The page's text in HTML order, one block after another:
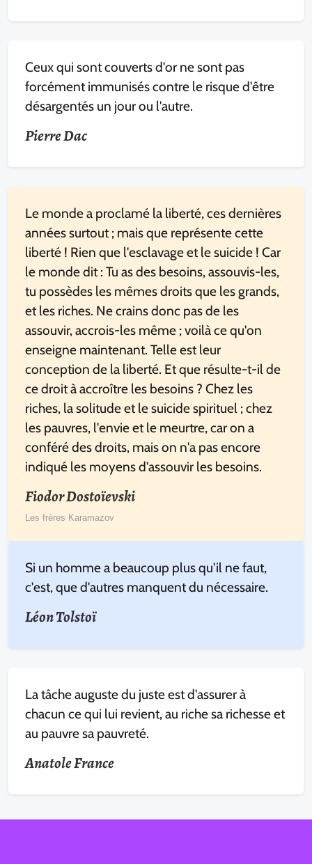
Ceux qui sont couverts d'or ne sont pas
forcément immunisés contre le risque d'être
désargentés un jour ou l'autre.
Pierre Dac
Le monde a proclamé la liberté, ces dernières
années surtout ; mais que représente cette
liberté ! Rien que l'esclavage et le suicide ! Car
le monde dit : Tu as des besoins, assouvis-les,
tu possèdes les mêmes droits que les grands,
et les riches. Ne crains donc pas de les
assouvir, accrois-les même ; voilà ce qu'on
enseigne maintenant. Telle est leur
conception de la liberté. Et que résulte-t-il de
ce droit à accroître les besoins ? Chez les
riches, la solitude et le suicide spirituel ; chez
les pauvres, l'envie et le meurtre, car on a
conféré des droits, mais on n'a pas encore
indiqué les moyens d'assouvir les besoins.
Fiodor Dostoïevski
Les frères Karamazov
Si un homme a beaucoup plus qu'il ne faut,
c'est, que d'autres manquent du nécessaire.
Léon Tolstoï
La tâche auguste du juste est d'assurer à
chacun ce qui lui revient, au riche sa richesse et
au pauvre sa pauvreté.
Anatole France